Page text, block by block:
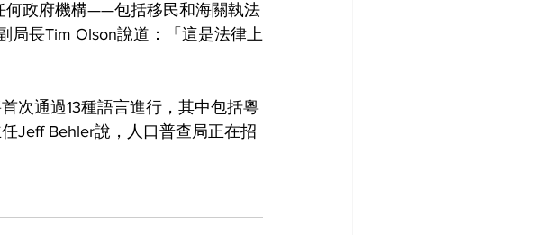
何政府機構——包括移民和海關執法
長Tim Olson說道：「這是法律上
次通過13種語言進行，其中包括粵
Jeff Behler說，人口普查局正在招